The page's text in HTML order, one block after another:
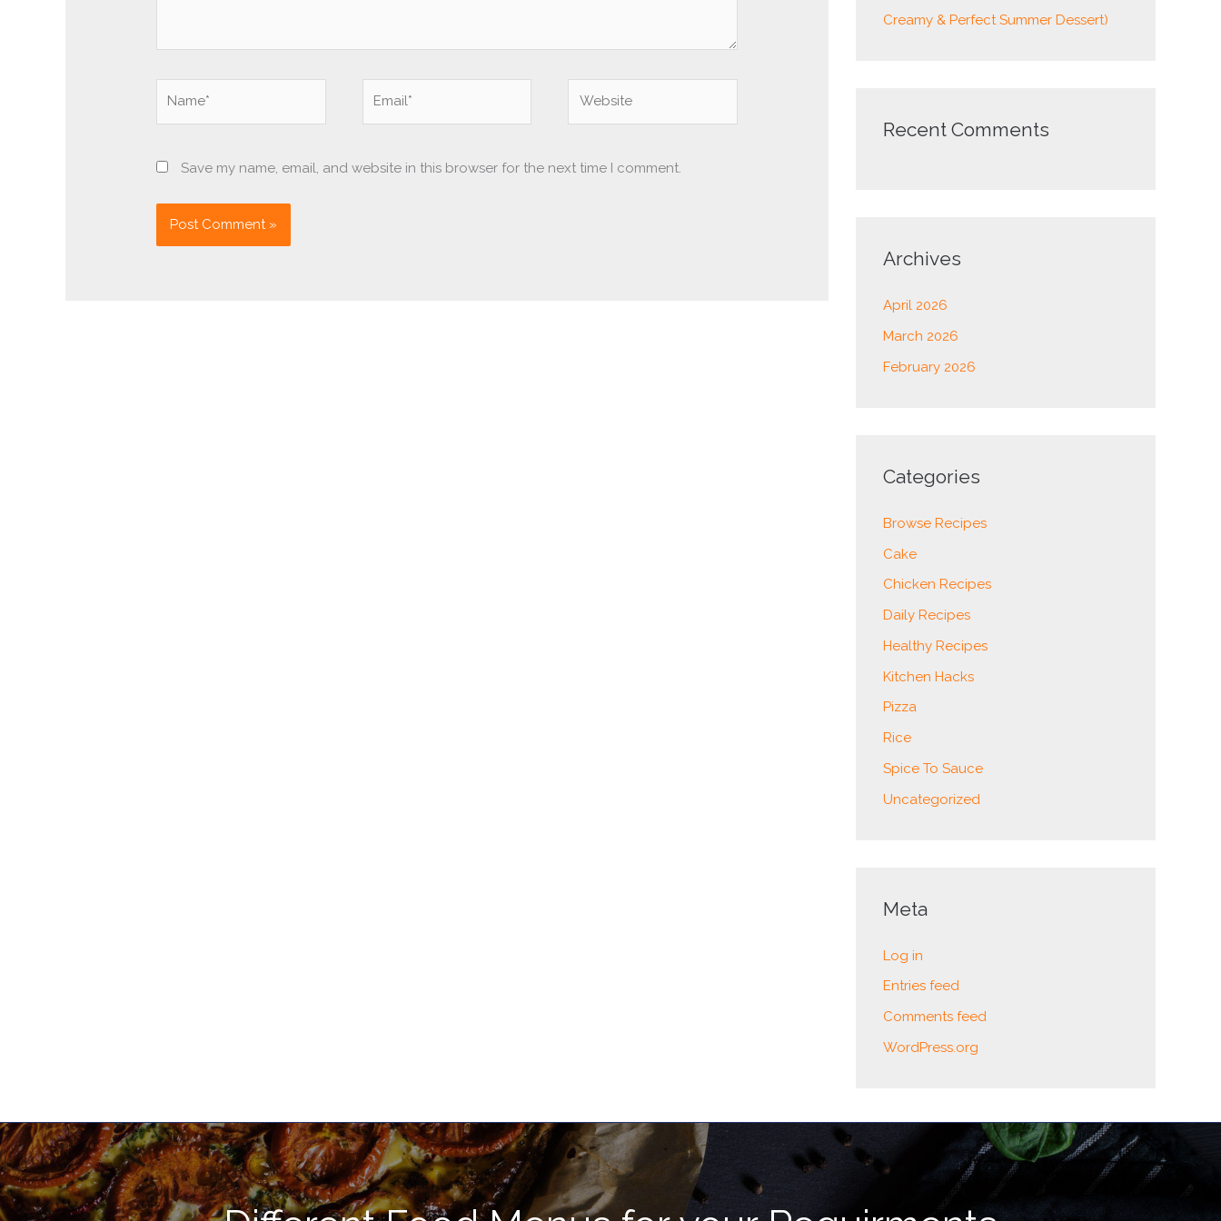
Save my name, email, and website in this browser for the next time I comment.
Creamy & Perfect Summer Dessert)
Recent Comments
Archives
April 2026
March 2026
February 2026
Categories
Browse Recipes
Cake
Chicken Recipes
Daily Recipes
Healthy Recipes
Kitchen Hacks
Pizza
Rice
Spice To Sauce
Uncategorized
Meta
Log in
Entries feed
Comments feed
WordPress.org